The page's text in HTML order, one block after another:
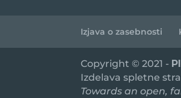
Izjava o zasebnosti
Copyright © 2021 -
Izdelava spletne
Towards an open,